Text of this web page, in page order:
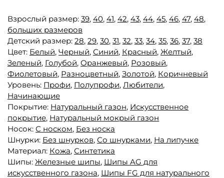
Взрослый размер: 39, 40, 41, 42, 43, 44, 45, 46, 47, 48,
больших размеров
Детский размер: 28, 29, 30, 31, 32, 33, 34, 35, 36, 37, 38
Цвет: Белый, Черный, Синий, Красный, Желтый,
Зеленый, Голубой, Оранжевый, Розовый,
Фиолетовый, Разноцветный, Золотой, Коричневый
Уровень: Профи, Полупрофи, Любители,
Начинающие
Покрытие: Натуральный газон, Искусственное
покрытие, Натуральный мокрый газон
Носок: С носком, Без носка
Шнурки: Без шнурков, Со шнурками, На липучке
Материал: Кожа, Синтетика
Шипы: Железные шипы, Шипы AG для
искусственного газона, Шипы FG для натурального